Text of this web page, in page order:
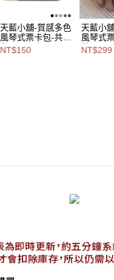
資料（
用，由
3.完整
7-11取
每筆
付款後7-
天藍小舖-質感多色
風琴式票卡包-共6
色-$150【A09091
672】
NT$150
天藍小
風琴式
款-$299
677】
NT$299